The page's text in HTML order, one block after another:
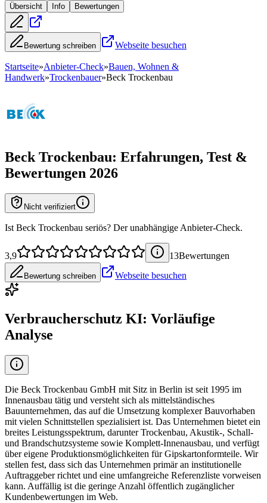
Übersicht Info Bewertungen
Bewertung schreiben Webseite besuchen
Startseite»Anbieter-Check»Bauen, Wohnen &
Handwerk»Trockenbauer»Beck Trockenbau
Beck Trockenbau: Erfahrungen, Test &
Bewertungen 2026
Nicht verifiziert
Ist Beck Trockenbau seriös? Der unabhängige Anbieter-Check.
3,9 13Bewertungen
Bewertung schreiben Webseite besuchen
Verbraucherschutz KI: Vorläufige
Analyse
Die Beck Trockenbau GmbH mit Sitz in Berlin ist seit 1995 im
Innenausbau tätig und versteht sich als mittelständisches
Bauunternehmen, das auf die Umsetzung komplexer Bauvorhaben
mit vielen Schnittstellen spezialisiert ist. Das Unternehmen bietet ein
breites Leistungsspektrum, darunter Trockenbau, Akustik-, Schall-
und Brandschutzsysteme sowie Komplett-Innenausbau, und verfügt
über eigene Produktionsmöglichkeiten für Gipskartonformteile. Wir
stellen fest, dass sich das Unternehmen primär an institutionelle
Auftraggeber richtet und eine umfangreiche Referenzliste vorweisen
kann. Auffällig ist die geringe Anzahl öffentlich zugänglicher
Kundenbewertungen im Web.